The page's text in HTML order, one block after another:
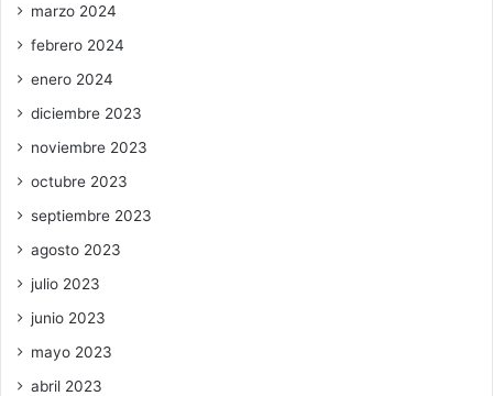
marzo 2024
febrero 2024
enero 2024
diciembre 2023
noviembre 2023
octubre 2023
septiembre 2023
agosto 2023
julio 2023
junio 2023
mayo 2023
abril 2023